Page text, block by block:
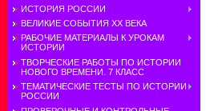
ИСТОРИЯ РОССИИ
ВЕЛИКИЕ СОБЫТИЯ ХХ ВЕКА
РАБОЧИЕ МАТЕРИАЛЫ К УРОКАМ
ИСТОРИИ
ТВОРЧЕСКИЕ РАБОТЫ ПО ИСТОРИИ
НОВОГО ВРЕМЕНИ. 7 КЛАСС
ТЕМАТИЧЕСКИЕ ТЕСТЫ ПО ИСТОРИИ
РОССИИ